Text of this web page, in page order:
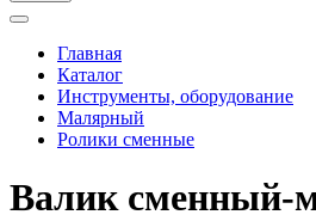
Главная
Каталог
Инструменты, оборудование
Малярный
Ролики сменные
Валик сменный-